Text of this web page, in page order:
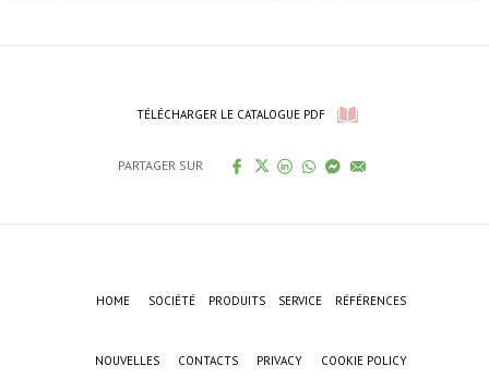
TÉLÉCHARGER LE CATALOGUE PDF
PARTAGER SUR
HOME SOCIÉTÉ PRODUITS SERVICE RÉFÉRENCES
NOUVELLES CONTACTS PRIVACY COOKIE POLICY